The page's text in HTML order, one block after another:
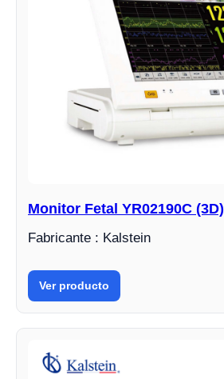
Monitor Fetal YR02190C (3D)
Fabricante : Kalstein
Ver producto